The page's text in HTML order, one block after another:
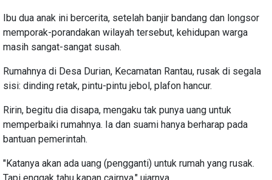
Ibu dua anak ini bercerita, setelah banjir bandang dan longsor
memporak-porandakan wilayah tersebut, kehidupan warga
masih sangat-sangat susah.
Rumahnya di Desa Durian, Kecamatan Rantau, rusak di segala
sisi: dinding retak, pintu-pintu jebol, plafon hancur.
Ririn, begitu dia disapa, mengaku tak punya uang untuk
memperbaiki rumahnya. Ia dan suami hanya berharap pada
bantuan pemerintah.
"Katanya akan ada uang (pengganti) untuk rumah yang rusak.